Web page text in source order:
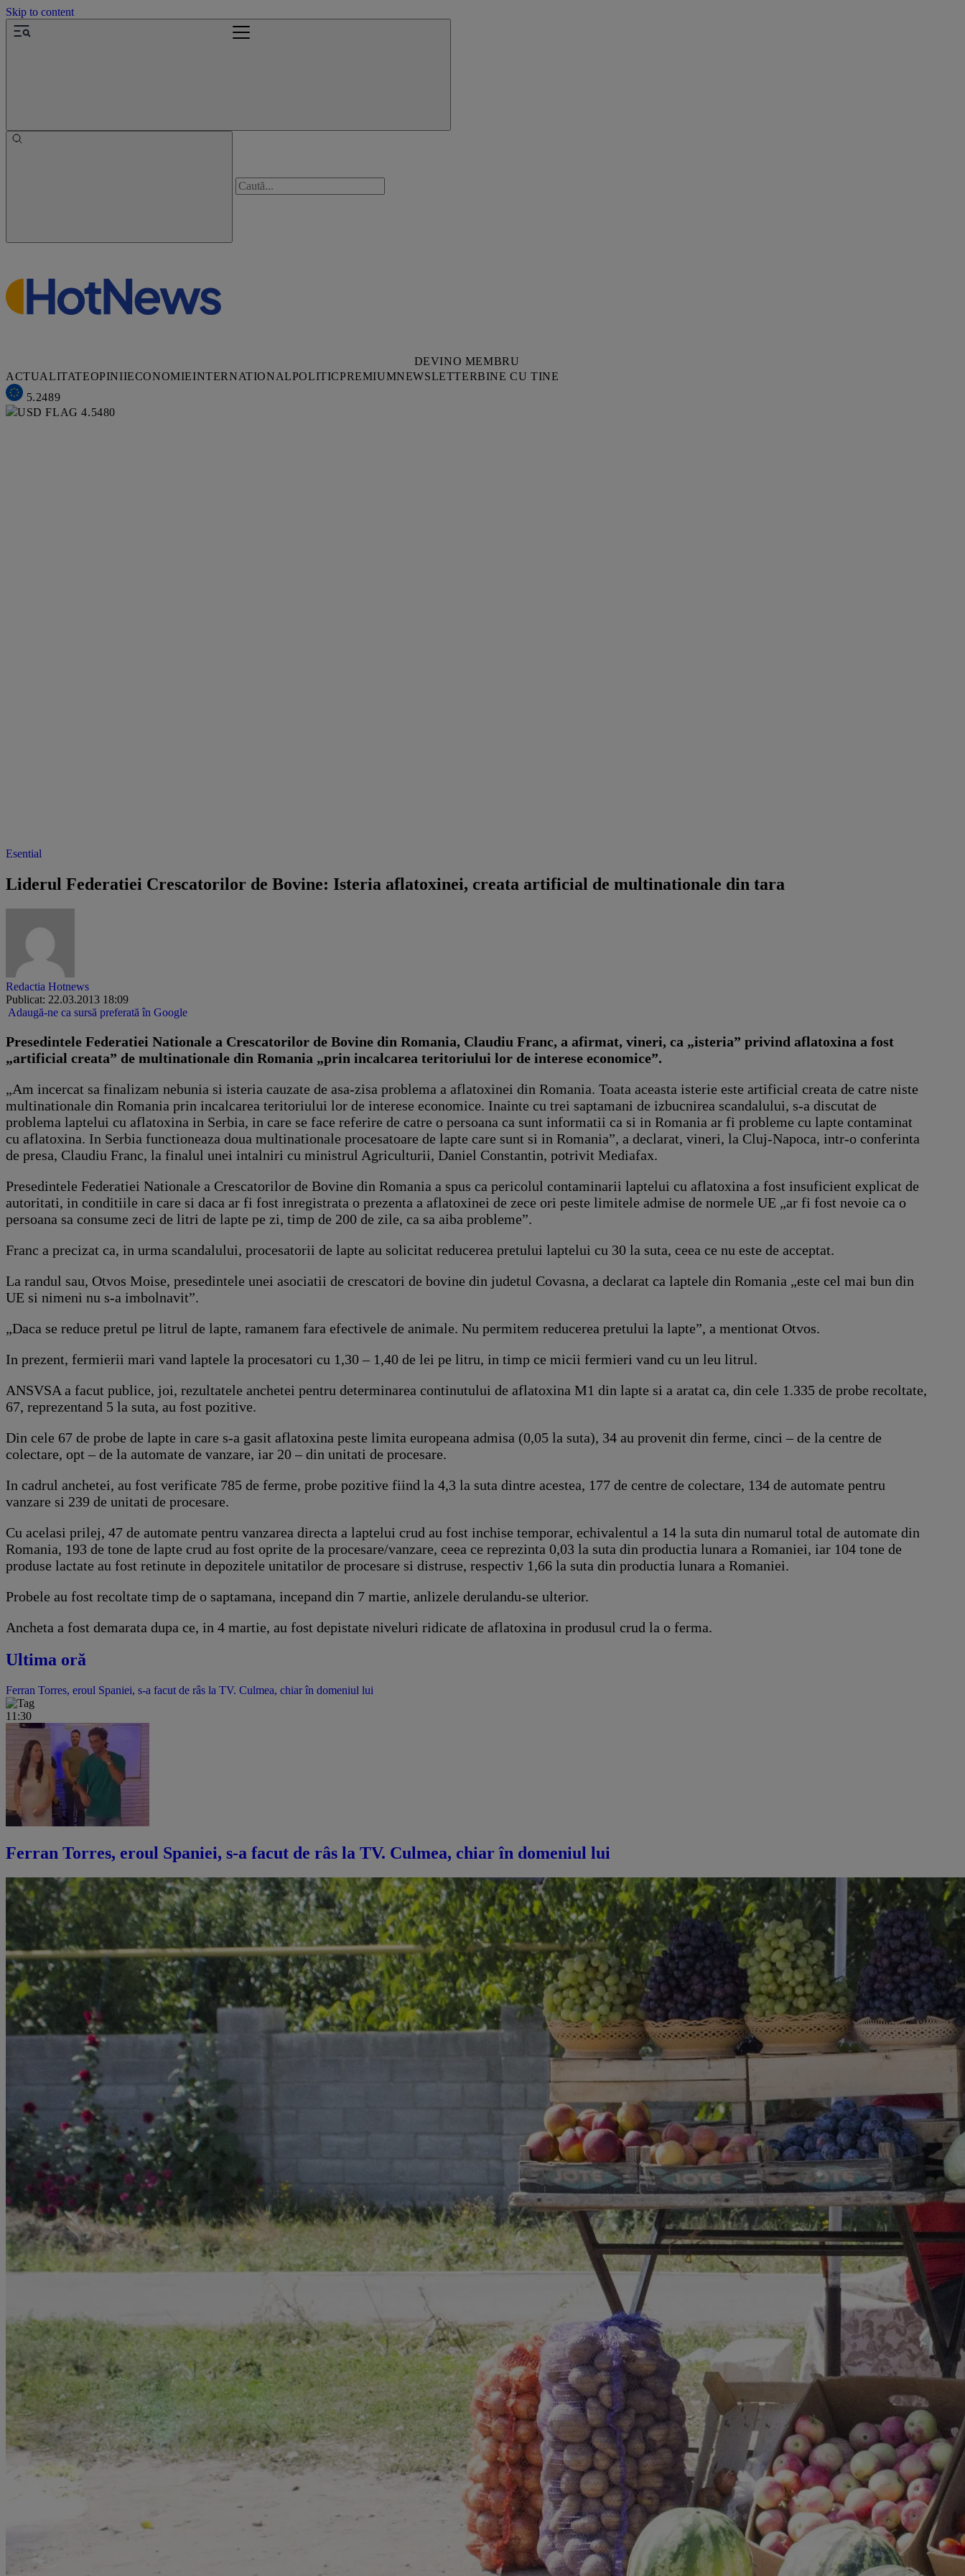
Skip to content
DEVINO MEMBRU
ACTUALITATEOPINIIECONOMIEINTERNATIONALPOLITICPREMIUMNEWSLETTERBINE CU TINE
5.2489
4.5480
Esential
Liderul Federatiei Crescatorilor de Bovine: Isteria aflatoxinei, creata artificial de multinationale din tara
Redactia Hotnews
Publicat: 22.03.2013 18:09
Adaugă-ne ca sursă preferată în Google
Presedintele Federatiei Nationale a Crescatorilor de Bovine din Romania, Claudiu Franc, a afirmat, vineri, ca „isteria” privind aflatoxina a fost
„artificial creata” de multinationale din Romania „prin incalcarea teritoriului lor de interese economice”.
„Am incercat sa finalizam nebunia si isteria cauzate de asa-zisa problema a aflatoxinei din Romania. Toata aceasta isterie este artificial creata de catre niste
multinationale din Romania prin incalcarea teritoriului lor de interese economice. Inainte cu trei saptamani de izbucnirea scandalului, s-a discutat de
problema laptelui cu aflatoxina in Serbia, in care se face referire de catre o persoana ca sunt informatii ca si in Romania ar fi probleme cu lapte contaminat
cu aflatoxina. In Serbia functioneaza doua multinationale procesatoare de lapte care sunt si in Romania”, a declarat, vineri, la Cluj-Napoca, intr-o conferinta
de presa, Claudiu Franc, la finalul unei intalniri cu ministrul Agriculturii, Daniel Constantin, potrivit Mediafax.
Presedintele Federatiei Nationale a Crescatorilor de Bovine din Romania a spus ca pericolul contaminarii laptelui cu aflatoxina a fost insuficient explicat de
autoritati, in conditiile in care si daca ar fi fost inregistrata o prezenta a aflatoxinei de zece ori peste limitele admise de normele UE „ar fi fost nevoie ca o
persoana sa consume zeci de litri de lapte pe zi, timp de 200 de zile, ca sa aiba probleme”.
Franc a precizat ca, in urma scandalului, procesatorii de lapte au solicitat reducerea pretului laptelui cu 30 la suta, ceea ce nu este de acceptat.
La randul sau, Otvos Moise, presedintele unei asociatii de crescatori de bovine din judetul Covasna, a declarat ca laptele din Romania „este cel mai bun din
UE si nimeni nu s-a imbolnavit”.
„Daca se reduce pretul pe litrul de lapte, ramanem fara efectivele de animale. Nu permitem reducerea pretului la lapte”, a mentionat Otvos.
In prezent, fermierii mari vand laptele la procesatori cu 1,30 – 1,40 de lei pe litru, in timp ce micii fermieri vand cu un leu litrul.
ANSVSA a facut publice, joi, rezultatele anchetei pentru determinarea continutului de aflatoxina M1 din lapte si a aratat ca, din cele 1.335 de probe recoltate,
67, reprezentand 5 la suta, au fost pozitive.
Din cele 67 de probe de lapte in care s-a gasit aflatoxina peste limita europeana admisa (0,05 la suta), 34 au provenit din ferme, cinci – de la centre de
colectare, opt – de la automate de vanzare, iar 20 – din unitati de procesare.
In cadrul anchetei, au fost verificate 785 de ferme, probe pozitive fiind la 4,3 la suta dintre acestea, 177 de centre de colectare, 134 de automate pentru
vanzare si 239 de unitati de procesare.
Cu acelasi prilej, 47 de automate pentru vanzarea directa a laptelui crud au fost inchise temporar, echivalentul a 14 la suta din numarul total de automate din
Romania, 193 de tone de lapte crud au fost oprite de la procesare/vanzare, ceea ce reprezinta 0,03 la suta din productia lunara a Romaniei, iar 104 tone de
produse lactate au fost retinute in depozitele unitatilor de procesare si distruse, respectiv 1,66 la suta din productia lunara a Romaniei.
Probele au fost recoltate timp de o saptamana, incepand din 7 martie, anlizele derulandu-se ulterior.
Ancheta a fost demarata dupa ce, in 4 martie, au fost depistate niveluri ridicate de aflatoxina in produsul crud la o ferma.
Ultima oră
Ferran Torres, eroul Spaniei, s-a facut de râs la TV. Culmea, chiar în domeniul lui
11:30
Ferran Torres, eroul Spaniei, s-a facut de râs la TV. Culmea, chiar în domeniul lui